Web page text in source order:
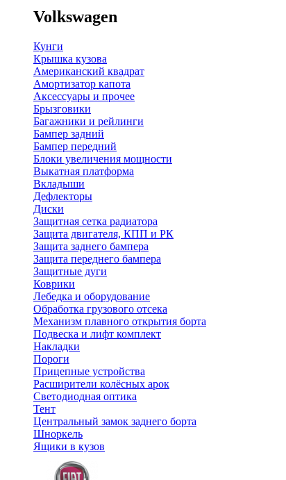
Volkswagen
Кунги
Крышка кузова
Американский квадрат
Амортизатор капота
Аксессуары и прочее
Брызговики
Багажники и рейлинги
Бампер задний
Бампер передний
Блоки увеличения мощности
Выкатная платформа
Вкладыши
Дефлекторы
Диски
Защитная сетка радиатора
Защита двигателя, КПП и РК
Защита заднего бампера
Защита переднего бампера
Защитные дуги
Коврики
Лебедка и оборудование
Обработка грузового отсека
Механизм плавного открытия борта
Подвеска и лифт комплект
Накладки
Пороги
Прицепные устройства
Расширители колёсных арок
Светодиодная оптика
Тент
Центральный замок заднего борта
Шноркель
Ящики в кузов